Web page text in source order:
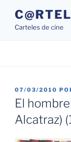
contenido
Carteles de cine
PUBLICADO
EL
07/03/2010
El
Alcatraz)